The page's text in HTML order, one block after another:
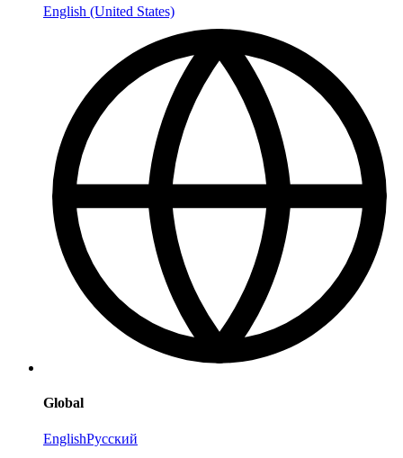
English (United States)
Global
EnglishРусский